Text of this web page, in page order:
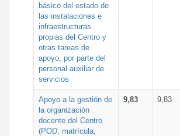
básico del estado de
las instalaciones e
infraestructuras
propias del Centro y
otras tareas de
apoyo, por parte del
personal auxiliar de
servicios
Apoyo a la gestión de
la organización
docente del Centro
(POD, matrícula,
9,83 9,83